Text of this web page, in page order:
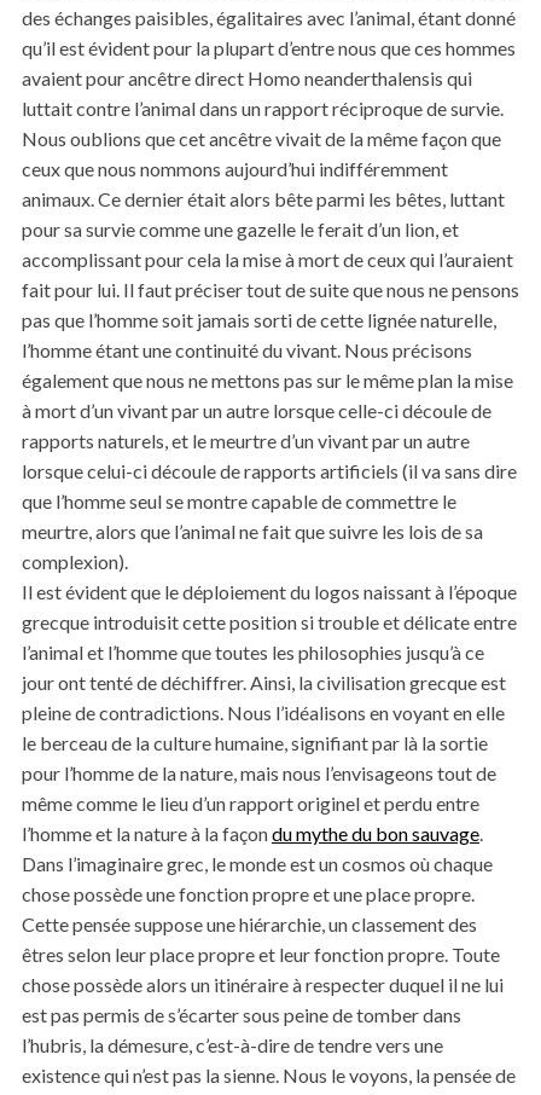
des échanges paisibles, égalitaires avec l’animal, étant donné
qu’il est évident pour la plupart d’entre nous que ces hommes
avaient pour ancêtre direct Homo neanderthalensis qui
luttait contre l’animal dans un rapport réciproque de survie.
Nous oublions que cet ancêtre vivait de la même façon que
ceux que nous nommons aujourd’hui indifféremment
animaux. Ce dernier était alors bête parmi les bêtes, luttant
pour sa survie comme une gazelle le ferait d’un lion, et
accomplissant pour cela la mise à mort de ceux qui l’auraient
fait pour lui. Il faut préciser tout de suite que nous ne pensons
pas que l’homme soit jamais sorti de cette lignée naturelle,
l’homme étant une continuité du vivant. Nous précisons
également que nous ne mettons pas sur le même plan la mise
à mort d’un vivant par un autre lorsque celle-ci découle de
rapports naturels, et le meurtre d’un vivant par un autre
lorsque celui-ci découle de rapports artificiels (il va sans dire
que l’homme seul se montre capable de commettre le
meurtre, alors que l’animal ne fait que suivre les lois de sa
complexion).
Il est évident que le déploiement du logos naissant à l’époque
grecque introduisit cette position si trouble et délicate entre
l’animal et l’homme que toutes les philosophies jusqu’à ce
jour ont tenté de déchiffrer. Ainsi, la civilisation grecque est
pleine de contradictions. Nous l’idéalisons en voyant en elle
le berceau de la culture humaine, signifiant par là la sortie
pour l’homme de la nature, mais nous l’envisageons tout de
même comme le lieu d’un rapport originel et perdu entre
l’homme et la nature à la façondu mythe du bon sauvage.
Dans l’imaginaire grec, le monde est un cosmos où chaque
chose possède une fonction propre et une place propre.
Cette pensée suppose une hiérarchie, un classement des
êtres selon leur place propre et leur fonction propre. Toute
chose possède alors un itinéraire à respecter duquel il ne lui
est pas permis de s’écarter sous peine de tomber dans
l’hubris, la démesure, c’est-à-dire de tendre vers une
existence qui n’est pas la sienne. Nous le voyons, la pensée de